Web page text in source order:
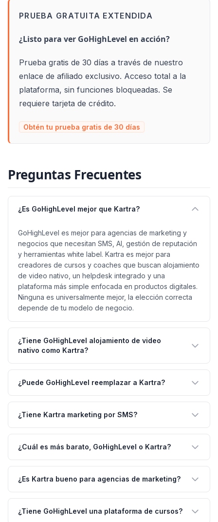
PRUEBA GRATUITA EXTENDIDA
¿Listo para ver GoHighLevel en acción?
Prueba gratis de 30 días a través de nuestro
enlace de afiliado exclusivo. Acceso total a la
plataforma, sin funciones bloqueadas. Se
requiere tarjeta de crédito.
Obtén tu prueba gratis de 30 días
Preguntas Frecuentes
¿Es GoHighLevel mejor que Kartra?
GoHighLevel es mejor para agencias de marketing y
negocios que necesitan SMS, AI, gestión de reputación
y herramientas white label. Kartra es mejor para
creadores de cursos y coaches que buscan alojamiento
de video nativo, un helpdesk integrado y una
plataforma más simple enfocada en productos digitales.
Ninguna es universalmente mejor, la elección correcta
depende de tu modelo de negocio.
¿Tiene GoHighLevel alojamiento de video
nativo como Kartra?
¿Puede GoHighLevel reemplazar a Kartra?
¿Tiene Kartra marketing por SMS?
¿Cuál es más barato, GoHighLevel o Kartra?
¿Es Kartra bueno para agencias de marketing?
¿Tiene GoHighLevel una plataforma de cursos?